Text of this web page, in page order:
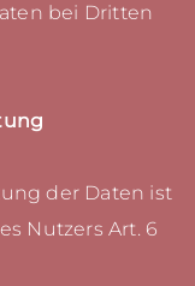
bei Dritten
der Daten ist
Nutzers Art. 6